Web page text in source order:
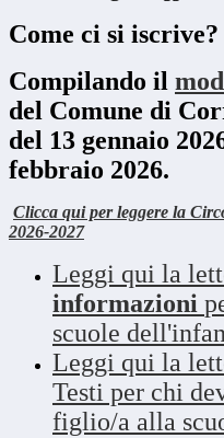
Come ci si iscrive?
Compilando il
del Comune di
del 13 gennaio
febbraio 2026.
Clicca qui per leggere la
2026-2027
Leggi qui la
informazioni
scuole
Leggi qui la
Testi per chi
figlio/a alla